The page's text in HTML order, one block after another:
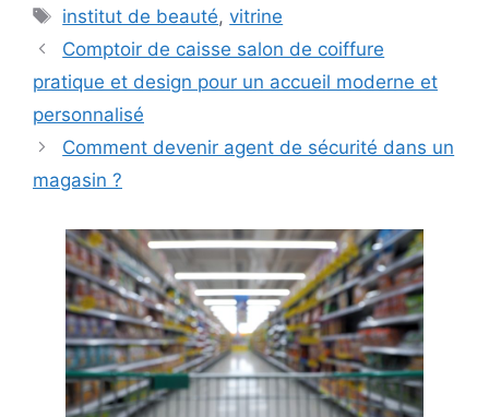
Étiquettes
institut de beauté,vitrine
Comptoir de caisse salon de coiffure
pratique et design pour un accueil moderne et
personnalisé
Comment devenir agent de sécurité dans un
magasin ?